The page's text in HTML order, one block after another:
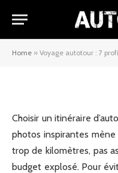
Home » Voyage autotour : 7 profils de
voyageurs et
correspond
Choisir un itinéraire
photos inspirantes
trop de kilomètres, pas
budget explosé. Pour